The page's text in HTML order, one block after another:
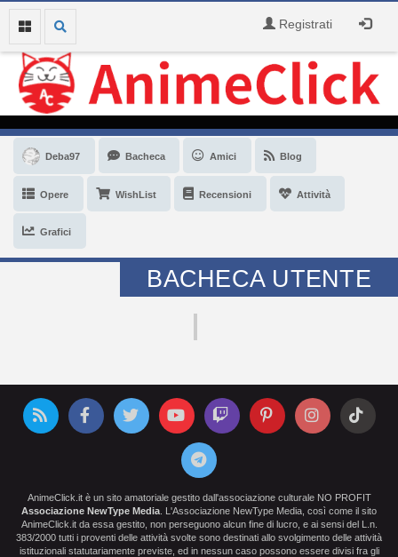
Registrati
Deba97 Bacheca Amici Blog
Opere WishList Recensioni Attività
Grafici
BACHECA UTENTE
AnimeClick.it è un sito amatoriale gestito dall'associazione culturale NO PROFIT
Associazione NewType Media . L'Associazione NewType Media, così come il sito
AnimeClick.it da essa gestito, non perseguono alcun fine di lucro, e ai sensi del L.n.
383/2000 tutti i proventi delle attività svolte sono destinati allo svolgimento delle attività
istituzionali statutariamente previste, ed in nessun caso possono essere divisi fra gli